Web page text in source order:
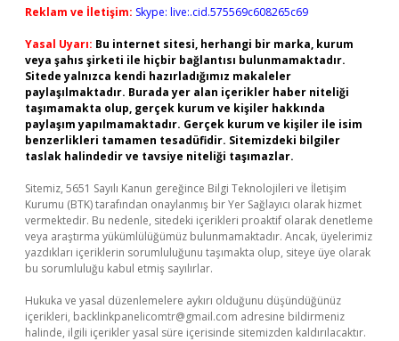
Reklam ve İletişim: Skype: live:.cid.575569c608265c69
Yasal Uyarı: Bu internet sitesi, herhangi bir marka, kurum
veya şahıs şirketi ile hiçbir bağlantısı bulunmamaktadır.
Sitede yalnızca kendi hazırladığımız makaleler
paylaşılmaktadır. Burada yer alan içerikler haber niteliği
taşımamakta olup, gerçek kurum ve kişiler hakkında
paylaşım yapılmamaktadır. Gerçek kurum ve kişiler ile isim
benzerlikleri tamamen tesadüfidir. Sitemizdeki bilgiler
taslak halindedir ve tavsiye niteliği taşımazlar.
Sitemiz, 5651 Sayılı Kanun gereğince Bilgi Teknolojileri ve İletişim
Kurumu (BTK) tarafından onaylanmış bir Yer Sağlayıcı olarak hizmet
vermektedir. Bu nedenle, sitedeki içerikleri proaktif olarak denetleme
veya araştırma yükümlülüğümüz bulunmamaktadır. Ancak, üyelerimiz
yazdıkları içeriklerin sorumluluğunu taşımakta olup, siteye üye olarak
bu sorumluluğu kabul etmiş sayılırlar.
Hukuka ve yasal düzenlemelere aykırı olduğunu düşündüğünüz
içerikleri, backlinkpanelicomtr@gmail.com adresine bildirmeniz
halinde, ilgili içerikler yasal süre içerisinde sitemizden kaldırılacaktır.